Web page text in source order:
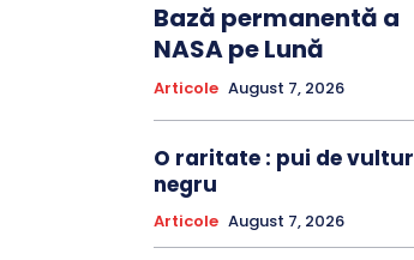
Bază permanentă a
NASA pe Lună
Articole August 7, 2026
O raritate : pui de vultur
negru
Articole August 7, 2026